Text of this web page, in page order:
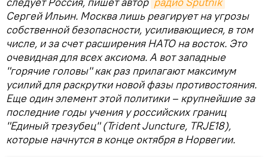
Сергей Ильин. Москва лишь реагирует на угрозы
собственной безопасности, усиливающиеся, в том
числе, и за счет расширения НАТО на восток. Это
очевидная для всех аксиома. А вот западные
"горячие головы" как раз прилагают максимум
усилий для раскрутки новой фазы противостояния.
Еще один элемент этой политики – крупнейшие за
последние годы учения у российских границ
"Единый трезубец" (Trident Juncture, TRJE18),
которые начнутся в конце октября в Норвегии.